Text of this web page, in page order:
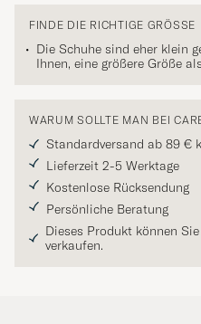
FINDE DIE RICHTIGE GRÖSSE
Die Schuhe sind eher klein
Ihnen, eine größere Größe
WARUM SOLLTE MAN BEI
Standardversand ab 89 €
Lieferzeit 2-5 Werktage
Kostenlose Rücksendung
Persönliche Beratung
Dieses Produkt können
verkaufen.